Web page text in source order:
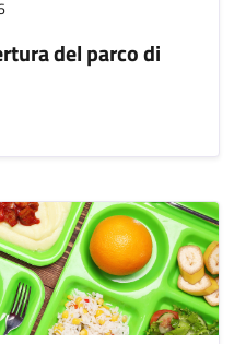
del parco di